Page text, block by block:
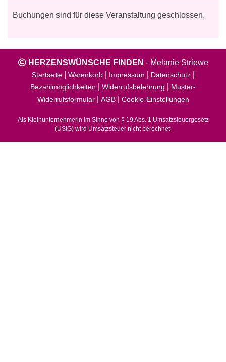
Buchungen sind für diese Veranstaltung geschlossen.
HERZENSWÜNSCHE FINDEN - Melanie Striewe
Startseite| Warenkorb| Impressum Datenschutz|
Bezahlmöglichkeiten Widerrufsbelehrung
Muster-
Widerrufsformular| AGB| Cookie-Einstellungen
Als Kleinunternehmerin im Sinne von § 19 Abs. 1 Umsatzsteuergesetz
(UStG) wird Umsatzsteuer nicht berechnet.